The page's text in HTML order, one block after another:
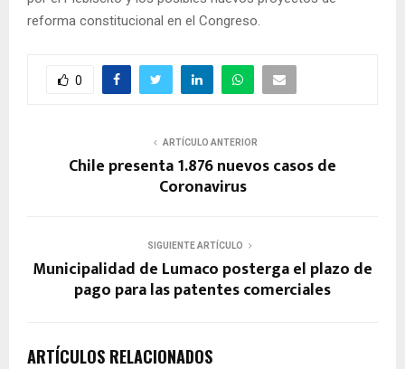
reforma constitucional en el Congreso.
0
ARTÍCULO ANTERIOR
Chile presenta 1.876 nuevos casos de
Coronavirus
SIGUIENTE ARTÍCULO
Municipalidad de Lumaco posterga el plazo de
pago para las patentes comerciales
ARTÍCULOS RELACIONADOS